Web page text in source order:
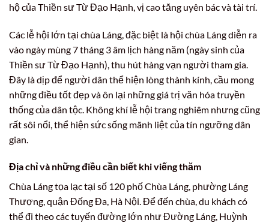
hộ của Thiền sư Từ Đạo Hạnh, vị cao tăng uyên bác và tài trí.
Các lễ hội lớn tại chùa Láng, đặc biệt là hội chùa Láng diễn ra
vào ngày mùng 7 tháng 3 âm lịch hàng năm (ngày sinh của
Thiền sư Từ Đạo Hạnh), thu hút hàng vạn người tham gia.
Đây là dịp để người dân thể hiện lòng thành kính, cầu mong
những điều tốt đẹp và ôn lại những giá trị văn hóa truyền
thống của dân tộc. Không khí lễ hội trang nghiêm nhưng cũng
rất sôi nổi, thể hiện sức sống mãnh liệt của tín ngưỡng dân
gian.
Địa chỉ và những điều cần biết khi viếng thăm
Chùa Láng tọa lạc tại số 120 phố Chùa Láng, phường Láng
Thượng, quận Đống Đa, Hà Nội. Để đến chùa, du khách có
thể đi theo các tuyến đường lớn như Đường Láng, Huỳnh